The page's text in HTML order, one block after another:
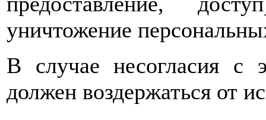
уничтожение
В случае несогласия с
должен воздержаться от